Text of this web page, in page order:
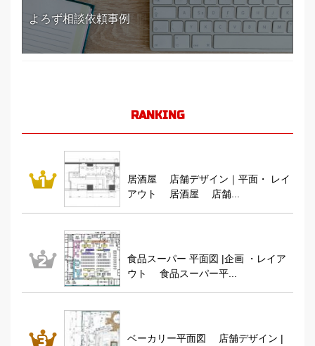
よろず相談依頼事例
RANKING
居酒屋 店舗デザイン｜平面・ レイ
アウト 居酒屋 店舗...
食品スーパー 平面図 |企画 ・レイア
ウト 食品スーパー平...
ベーカリー平面図 店舗デザイン |